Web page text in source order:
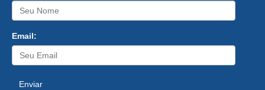
Email:
Enviar